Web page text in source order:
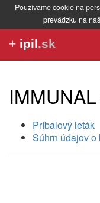
Používame cookie na
prevádzku na
+ ipil.sk
Príbalový leták
Súhrn údajov o